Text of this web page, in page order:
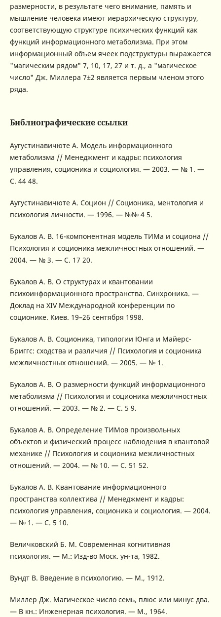
размерности, в результате чего внимание, память и
мышление человека имеют иерархическую структуру,
соответствующую структуре психических функций как
функций информационного метаболизма. При этом
информационный объем ячеек подструктуры выражается
"магическим рядом" 7, 10, 17, 27 и т. д., а "магическое
число" Дж. Миллера 7±2 является первым членом этого
ряда.
Библиографические ссылки
Аугустинавичюте А. Модель информационного
метаболизма // Менеджмент и кадры: психология
управления, соционика и социология. — 2003. — № 1. —
С. 44 48.
Аугустинавичюте А. Социон // Соционика, ментология и
психология личности. — 1996. — №№ 4 5.
Букалов А. В. 16-компонентная модель ТИМа и социона //
Психология и соционика межличностных отношений. —
2004. — № 3. — С. 17 20.
Букалов А. В. О структурах и квантовании
психоинформационного пространства. Синхроника. —
Доклад на XIV Международной конференции по
соционике. Киев. 19–26 сентября 1998.
Букалов А. В. Соционика, типологии Юнга и Майерс-
Бриггс: сходства и различия // Психология и соционика
межличностных отношений. — 2005. — № 1.
Букалов А. В. О размерности функций информационного
метаболизма // Психология и соционика межличностных
отношений. — 2003. — № 2. — С. 5 9.
Букалов А. В. Определение ТИМов произвольных
объектов и физический процесс наблюдения в квантовой
механике // Психология и соционика межличностных
отношений. — 2004. — № 10. — С. 51 52.
Букалов А. В. Квантование информационного
пространства коллектива // Менеджмент и кадры:
психология управления, соционика и социология. — 2004.
— № 1. — С. 5 10.
Величковский Б. М. Современная когнитивная
психология. — М.: Изд-во Моск. ун-та, 1982.
Вундт В. Введение в психологию. — М., 1912.
Миллер Дж. Магическое число семь, плюс или минус два.
— В кн.: Инженерная психология. — М., 1964.